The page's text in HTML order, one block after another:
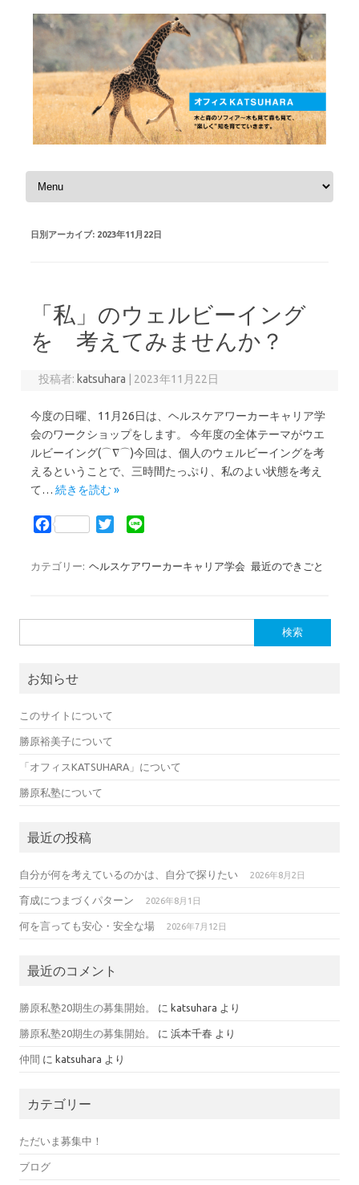
コンテンツへスキップ
日別アーカイブ: 2023年11月22日
「私」のウェルビーイング
を 考えてみませんか？
投稿者: katsuhara 2023年11月22日
今度の日曜、11月26日は、ヘルスケアワーカーキャリア学
会のワークショップをします。 今年度の全体テーマがウエ
ルビーイング(⌒∇⌒)今回は、個人のウェルビーイングを考
えるということで、三時間たっぷり、私のよい状態を考え
て… 続きを読む »
F
k
i
n
カテゴリー: ヘルスケアワーカーキャリア学会 最近のできごと
お知らせ
このサイトについて
勝原裕美子について
「オフィスKATSUHARA」について
勝原私塾について
最近の投稿
自分が何を考えているのかは、自分で探りたい 2026年8月2日
育成につまづくパターン 2026年8月1日
何を言っても安心・安全な場 2026年7月12日
最近のコメント
勝原私塾20期生の募集開始。 に katsuhara より
勝原私塾20期生の募集開始。 に 浜本千春 より
仲間 に katsuhara より
カテゴリー
ただいま募集中！
ブログ